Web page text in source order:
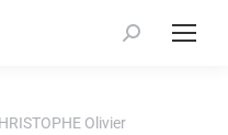
Recherche
Olivier